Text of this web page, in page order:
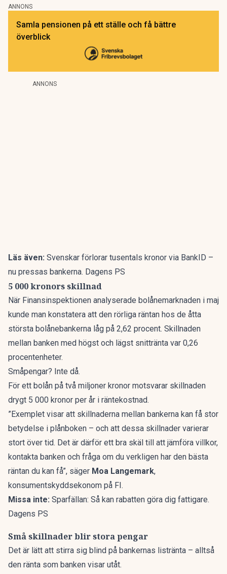
ANNONS
Samla pensionen på ett ställe och få bättre
överblick
ANNONS
Läs även: Svenskar förlorar tusentals kronor via BankID –
nu pressas bankerna. Dagens PS
5 000 kronors skillnad
När Finansinspektionen analyserade bolånemarknaden i maj
kunde man konstatera att den rörliga räntan hos de åtta
största bolånebankerna låg på 2,62 procent. Skillnaden
mellan banken med högst och lägst snittränta var 0,26
procentenheter.
Småpengar? Inte då.
För ett bolån på två miljoner kronor motsvarar skillnaden
drygt 5 000 kronor per år i räntekostnad.
”Exemplet visar att skillnaderna mellan bankerna kan få stor
betydelse i plånboken – och att dessa skillnader varierar
stort över tid. Det är därför ett bra skäl till att jämföra villkor,
kontakta banken och fråga om du verkligen har den bästa
räntan du kan få”, säger Moa Langemark,
konsumentskyddsekonom på FI.
Missa inte: Sparfällan: Så kan rabatten göra dig fattigare.
Dagens PS
Små skillnader blir stora pengar
Det är lätt att stirra sig blind på bankernas listränta – alltså
den ränta som banken visar utåt.